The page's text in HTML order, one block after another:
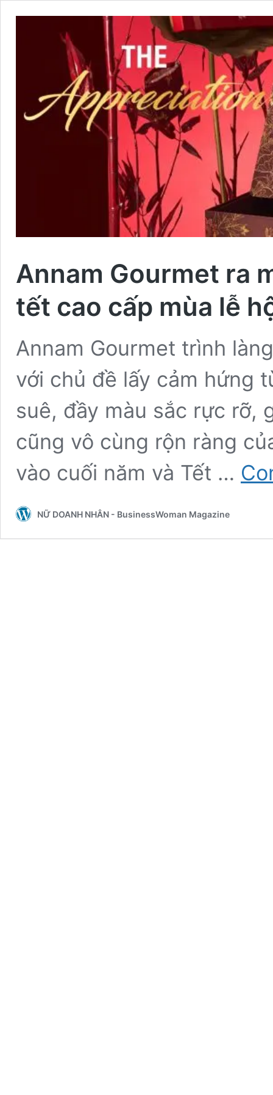
Annam Gourmet ra
tết cao cấp mùa lễ
Annam Gourmet trình
với chủ đề lấy cảm hứng
suê, đầy màu sắc rực rỡ,
cũng vô cùng rộn ràng
vào cuối năm và Tết …
NỮ DOANH NHÂN - BusinessWoman Magazine